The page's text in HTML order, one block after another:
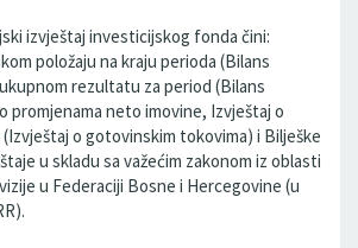
izvještaj investicijskog fonda čini:
položaju na kraju perioda (Bilans
rezultatu za period (Bilans
promjenama neto imovine, Izvještaj o
o gotovinskim tokovima) i Bilješke
u skladu sa važećim zakonom iz oblasti
u Federaciji Bosne i Hercegovine (u